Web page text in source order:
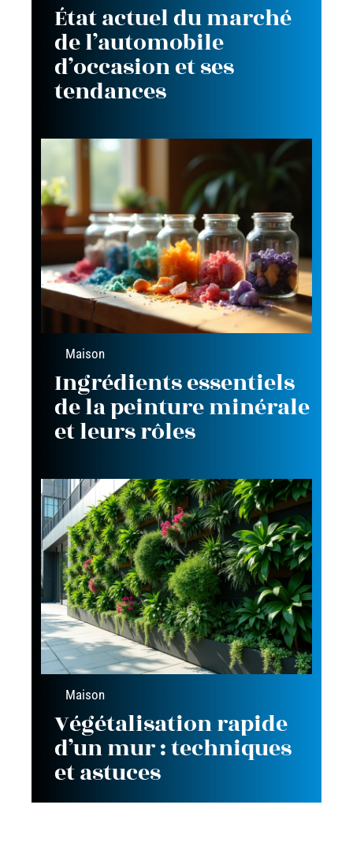
État actuel du marché
de l’automobile
d’occasion et ses
tendances
Maison
Ingrédients essentiels
de la peinture minérale
et leurs rôles
Maison
Végétalisation rapide
d’un mur : techniques
et astuces